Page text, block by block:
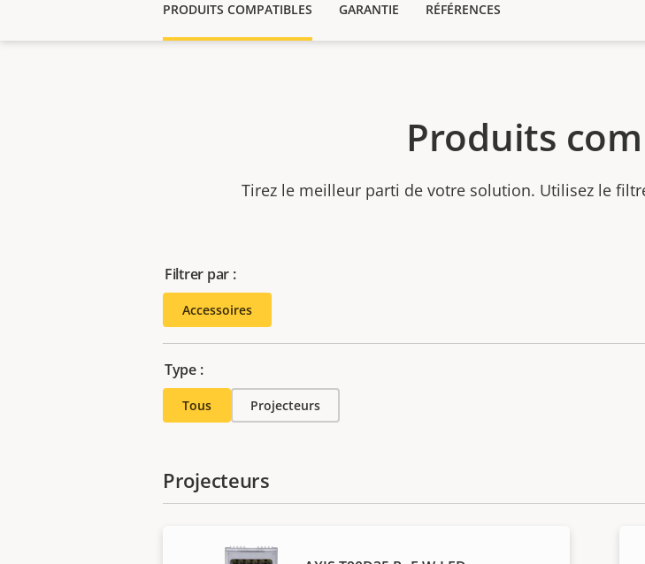
PRODUITS COMPATIBLES GARANTIE RÉFÉRENCES
Produits
Tirez le meilleur parti de votre solution. Utilisez le
Filtrer par :
Accessoires
Type :
Tous Projecteurs
Projecteurs